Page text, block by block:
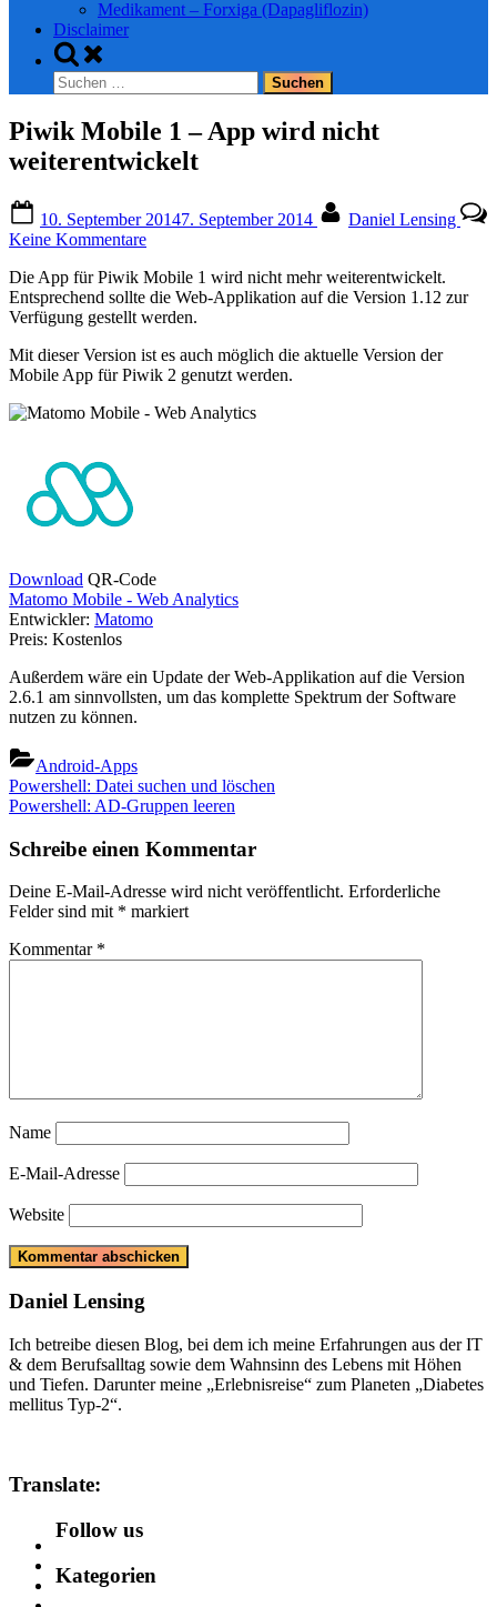
Medikament – Forxiga (Dapagliflozin)
Disclaimer
Toggle
search
form
Suchen
nach:
Piwik Mobile 1 – App wird nicht
weiterentwickelt
on
10. September 20147. September 2014
Daniel Lensing
Keine Kommentarezu
Mobile
1
–
wird
nicht
Die App für Piwik Mobile 1 wird nicht mehr weiterentwickelt.
Entsprechend sollte die Web-Applikation auf die Version 1.12 zur
Verfügung gestellt werden.
Mit dieser Version ist es auch möglich die aktuelle Version der
Mobile App für Piwik 2 genutzt werden.
Download QR-Code
Matomo Mobile - Web Analytics
Entwickler: Matomo
Preis: Kostenlos
Außerdem wäre ein Update der Web-Applikation auf die Version
2.6.1 am sinnvollsten, um das komplette Spektrum der Software
nutzen zu können.
Android-Apps
Beitragsnavigation
Previous
Post:
Powershell: Datei suchen und löschen
Next
Powershell: AD-Gruppen leeren
Schreibe einen Kommentar
Deine E-Mail-Adresse wird nicht veröffentlicht. Erforderliche
Felder sind mit * markiert
Kommentar *
Name
E-Mail-Adresse
Website
Daniel Lensing
Ich betreibe diesen Blog, bei dem ich meine Erfahrungen aus der IT
& dem Berufsalltag sowie dem Wahnsinn des Lebens mit Höhen
und Tiefen. Darunter meine „Erlebnisreise“ zum Planeten „Diabetes
mellitus Typ-2“.
Translate:
Follow us
Kategorien